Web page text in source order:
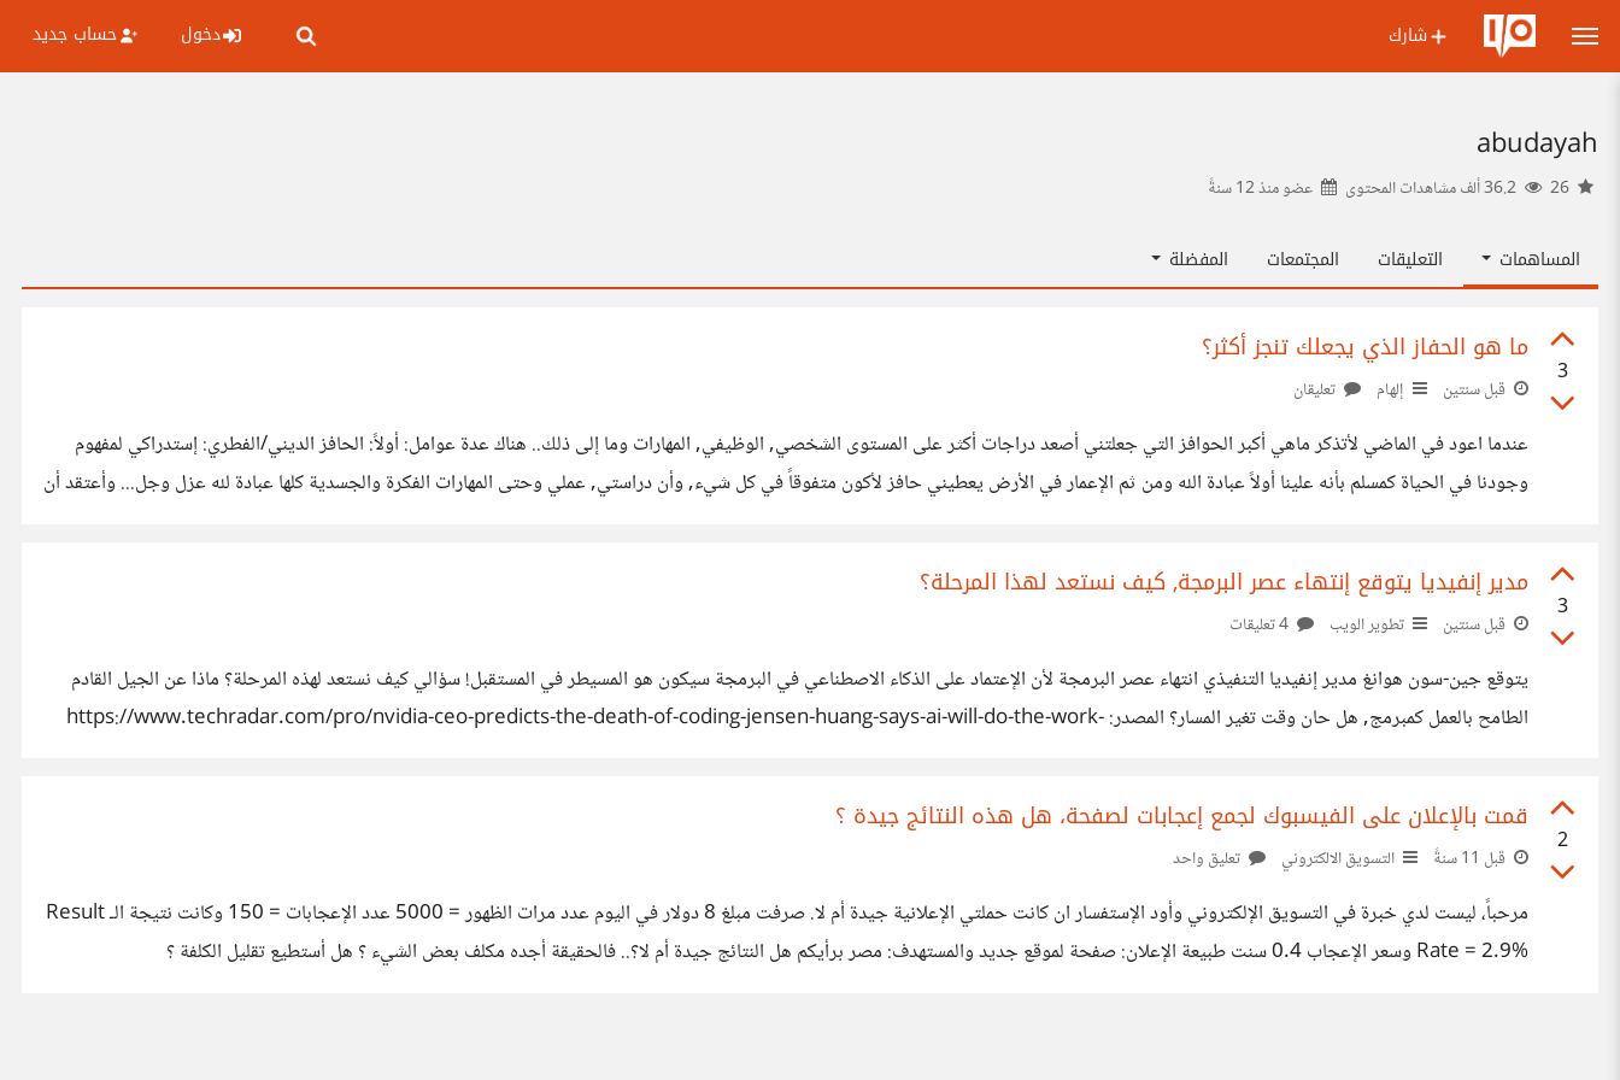
شارك دخول حساب جديد
abudayah
عضو منذ12 سنةً
المساهمات التعليقات المجتمعات المفضلة
3
ما هو الحفاز الذي يجعلك تنجز أكثر؟
قبل سنتين إلهام تعليقان
عندما اعود في الماضي لأتذكر ماهي أكبر الحوافز التي جعلتني أصعد دراجات أكثر على المستوى الشخصي, الوظيفي, المهارات وما إلى ذلك.. هناك عدة عوامل: أولاً: الحافز الديني/الفطري: إستدراكي لمفهوم
وجودنا في الحياة كمسلم بأنه علينا أولاً عبادة الله ومن ثم الإعمار في الأرض يعطيني حافز لأكون متفوقاً في كل شيء, وأن دراستي, عملي وحتى المهارات الفكرة والجسدية كلها عبادة لله عزل وجل... وأعتقد أن
3
مدير إنفيديا يتوقع إنتهاء عصر البرمجة, كيف نستعد لهذا المرحلة؟
قبل سنتين تطوير الويب
يتوقع جين-سون هوانغ مدير إنفيديا التنفيذي انتهاء عصر البرمجة لأن الإعتماد على الذكاء الاصطناعي في البرمجة سيكون هو المسيطر في المستقبل! سؤالي كيف نستعد لهذه المرحلة؟ ماذا عن الجيل القادم
الطامح بالعمل كمبرمج, هل حان وقت تغير المسار؟ المصدر: https://www.techradar.com/pro/nvidia-ceo-predicts-the-death-of-coding-jensen-huang-says-ai-will-do-the-work-
2
قمت بالإعلان على الفيسبوك لجمع إعجابات لصفحة، هل هذه النتائج جيدة ؟
قبل 11 سنةً التسويق الالكتروني تعليق واحد
مرحباً، ليست لدي خبرة في التسويق الإلكتروني وأود الإستفسار ان كانت حملتي الإعلانية جيدة أم لا. صرفت مبلغ 8 دولار في اليوم عدد مرات الظهور = 5000 عدد الإعجابات = 150 وكانت نتيجة الـ Result
Rate = 2.9% وسعر الإعجاب 0.4 سنت طبيعة الإعلان: صفحة لموقع جديد والمستهدف: مصر برأيكم هل النتائج جيدة أم لا؟.. فالحقيقة أجده مكلف بعض الشيء ؟ هل أستطيع تقليل الكلفة ؟